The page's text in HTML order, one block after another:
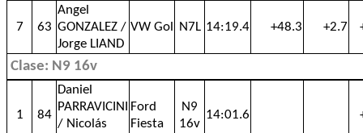
7 63
Angel
GONZALEZ /
Jorge LIAND
VW Gol N7L 14:19.4 +48.3 +2.7
Clase: N9 16v
1 84
Daniel
PARRAVICINI
/ Nicolás
Ford
Fiesta
N9
16v
14:01.6